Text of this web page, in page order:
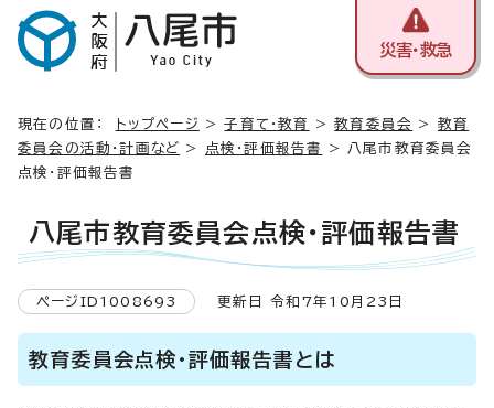
災害・救急
現在の位置： トップページ >子育て・教育 >教育委員会 > 教育
委員会の活動・計画など > 点検・評価報告書
> 八尾市教育委員会
点検・評価報告書
八尾市教育委員会点検・評価報告書
ページID1008693 更新日 令和7年10月23日
教育委員会点検・評価報告書とは